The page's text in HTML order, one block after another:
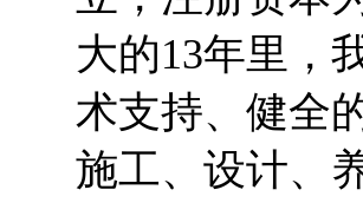
大的13年里，
术支持、健全
施工、设计、